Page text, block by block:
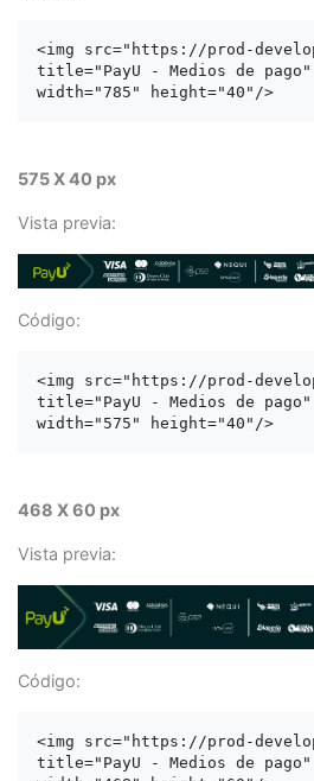
<img src="https://prod-
title="PayU - Medios de
575 X 40 px
Vista previa:
Código:
<img src="https://prod-
title="PayU - Medios de
468 X 60 px
Vista previa:
Código:
<img src="https://prod-
title="PayU - Medios de